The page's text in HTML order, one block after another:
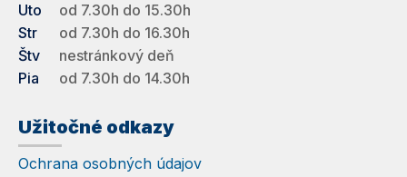
Uto
od 7.30h do 15.30h
Str
od 7.30h do 16.30h
Štv
nestránkový deň
Pia
od 7.30h do 14.30h
Užitočné odkazy
Ochrana osobných údajov